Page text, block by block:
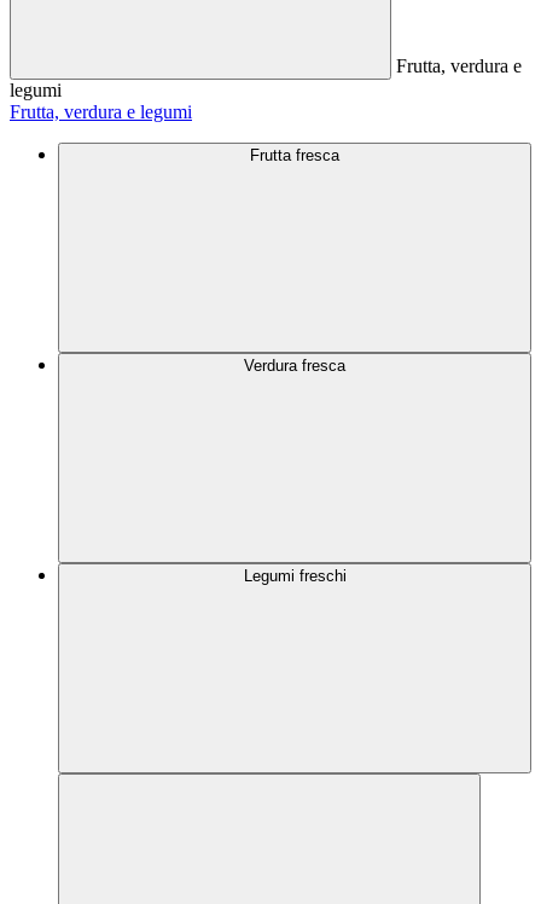
Frutta, verdura e
legumi
Frutta, verdura e legumi
Frutta fresca
Verdura fresca
Legumi freschi